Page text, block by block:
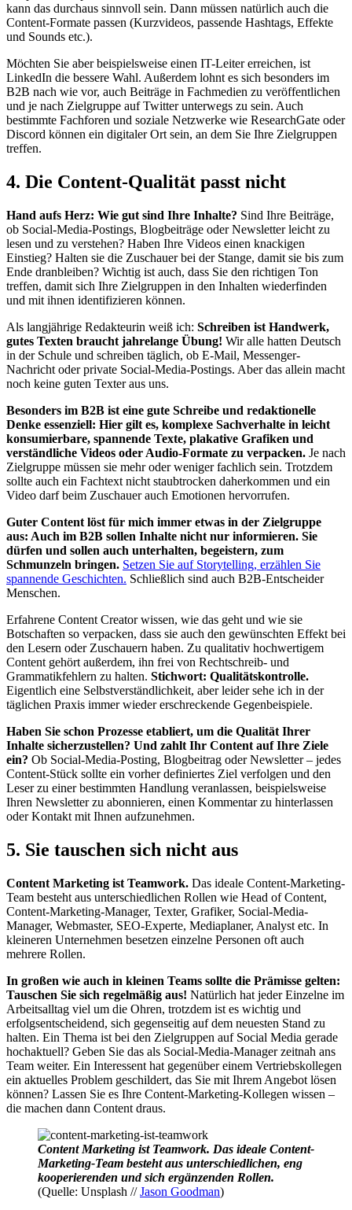
kann das durchaus sinnvoll sein. Dann müssen natürlich auch die
Content-Formate passen (Kurzvideos, passende Hashtags, Effekte
und Sounds etc.).
Möchten Sie aber beispielsweise einen IT-Leiter erreichen, ist
LinkedIn die bessere Wahl. Außerdem lohnt es sich besonders im
B2B nach wie vor, auch Beiträge in Fachmedien zu veröffentlichen
und je nach Zielgruppe auf Twitter unterwegs zu sein. Auch
bestimmte Fachforen und soziale Netzwerke wie ResearchGate oder
Discord können ein digitaler Ort sein, an dem Sie Ihre Zielgruppen
treffen.
4. Die Content-Qualität passt nicht
Hand aufs Herz: Wie gut sind Ihre Inhalte? Sind Ihre Beiträge,
ob Social-Media-Postings, Blogbeiträge oder Newsletter leicht zu
lesen und zu verstehen? Haben Ihre Videos einen knackigen
Einstieg? Halten sie die Zuschauer bei der Stange, damit sie bis zum
Ende dranbleiben? Wichtig ist auch, dass Sie den richtigen Ton
treffen, damit sich Ihre Zielgruppen in den Inhalten wiederfinden
und mit ihnen identifizieren können.
Als langjährige Redakteurin weiß ich: Schreiben ist Handwerk,
gutes Texten braucht jahrelange Übung! Wir alle hatten Deutsch
in der Schule und schreiben täglich, ob E-Mail, Messenger-
Nachricht oder private Social-Media-Postings. Aber das allein macht
noch keine guten Texter aus uns.
Besonders im B2B ist eine gute Schreibe und redaktionelle
Denke essenziell: Hier gilt es, komplexe Sachverhalte in leicht
konsumierbare, spannende Texte, plakative Grafiken und
verständliche Videos oder Audio-Formate zu verpacken. Je nach
Zielgruppe müssen sie mehr oder weniger fachlich sein. Trotzdem
sollte auch ein Fachtext nicht staubtrocken daherkommen und ein
Video darf beim Zuschauer auch Emotionen hervorrufen.
Guter Content löst für mich immer etwas in der Zielgruppe
aus: Auch im B2B sollen Inhalte nicht nur informieren. Sie
dürfen und sollen auch unterhalten, begeistern, zum
Schmunzeln bringen. Setzen Sie auf Storytelling, erzählen Sie
spannende Geschichten. Schließlich sind auch B2B-Entscheider
Menschen.
Erfahrene Content Creator wissen, wie das geht und wie sie
Botschaften so verpacken, dass sie auch den gewünschten Effekt bei
den Lesern oder Zuschauern haben. Zu qualitativ hochwertigem
Content gehört außerdem, ihn frei von Rechtschreib- und
Grammatikfehlern zu halten. Stichwort: Qualitätskontrolle.
Eigentlich eine Selbstverständlichkeit, aber leider sehe ich in der
täglichen Praxis immer wieder erschreckende Gegenbeispiele.
Haben Sie schon Prozesse etabliert, um die Qualität Ihrer
Inhalte sicherzustellen? Und zahlt Ihr Content auf Ihre Ziele
ein? Ob Social-Media-Posting, Blogbeitrag oder Newsletter – jedes
Content-Stück sollte ein vorher definiertes Ziel verfolgen und den
Leser zu einer bestimmten Handlung veranlassen, beispielsweise
Ihren Newsletter zu abonnieren, einen Kommentar zu hinterlassen
oder Kontakt mit Ihnen aufzunehmen.
5. Sie tauschen sich nicht aus
Content Marketing ist Teamwork. Das ideale Content-Marketing-
Team besteht aus unterschiedlichen Rollen wie Head of Content,
Content-Marketing-Manager, Texter, Grafiker, Social-Media-
Manager, Webmaster, SEO-Experte, Mediaplaner, Analyst etc. In
kleineren Unternehmen besetzen einzelne Personen oft auch
mehrere Rollen.
In großen wie auch in kleinen Teams sollte die Prämisse gelten:
Tauschen Sie sich regelmäßig aus! Natürlich hat jeder Einzelne im
Arbeitsalltag viel um die Ohren, trotzdem ist es wichtig und
erfolgsentscheidend, sich gegenseitig auf dem neuesten Stand zu
halten. Ein Thema ist bei den Zielgruppen auf Social Media gerade
hochaktuell? Geben Sie das als Social-Media-Manager zeitnah ans
Team weiter. Ein Interessent hat gegenüber einem Vertriebskollegen
ein aktuelles Problem geschildert, das Sie mit Ihrem Angebot lösen
können? Lassen Sie es Ihre Content-Marketing-Kollegen wissen –
die machen dann Content draus.
Content Marketing ist Teamwork. Das ideale Content-
Marketing-Team besteht aus unterschiedlichen, eng
kooperierenden und sich ergänzenden Rollen.
(Quelle: Unsplash //Jason Goodman)